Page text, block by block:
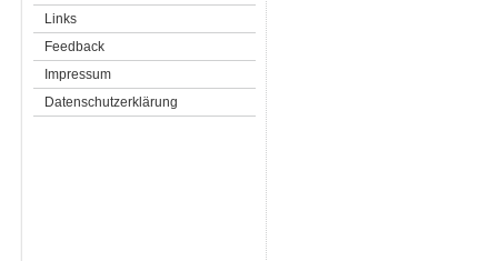
Links
Feedback
Impressum
Datenschutzerklärung